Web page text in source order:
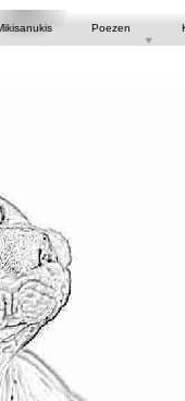
Poezen